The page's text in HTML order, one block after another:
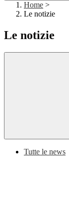
Home >
Le notizie
Le notizie
Tutte le news